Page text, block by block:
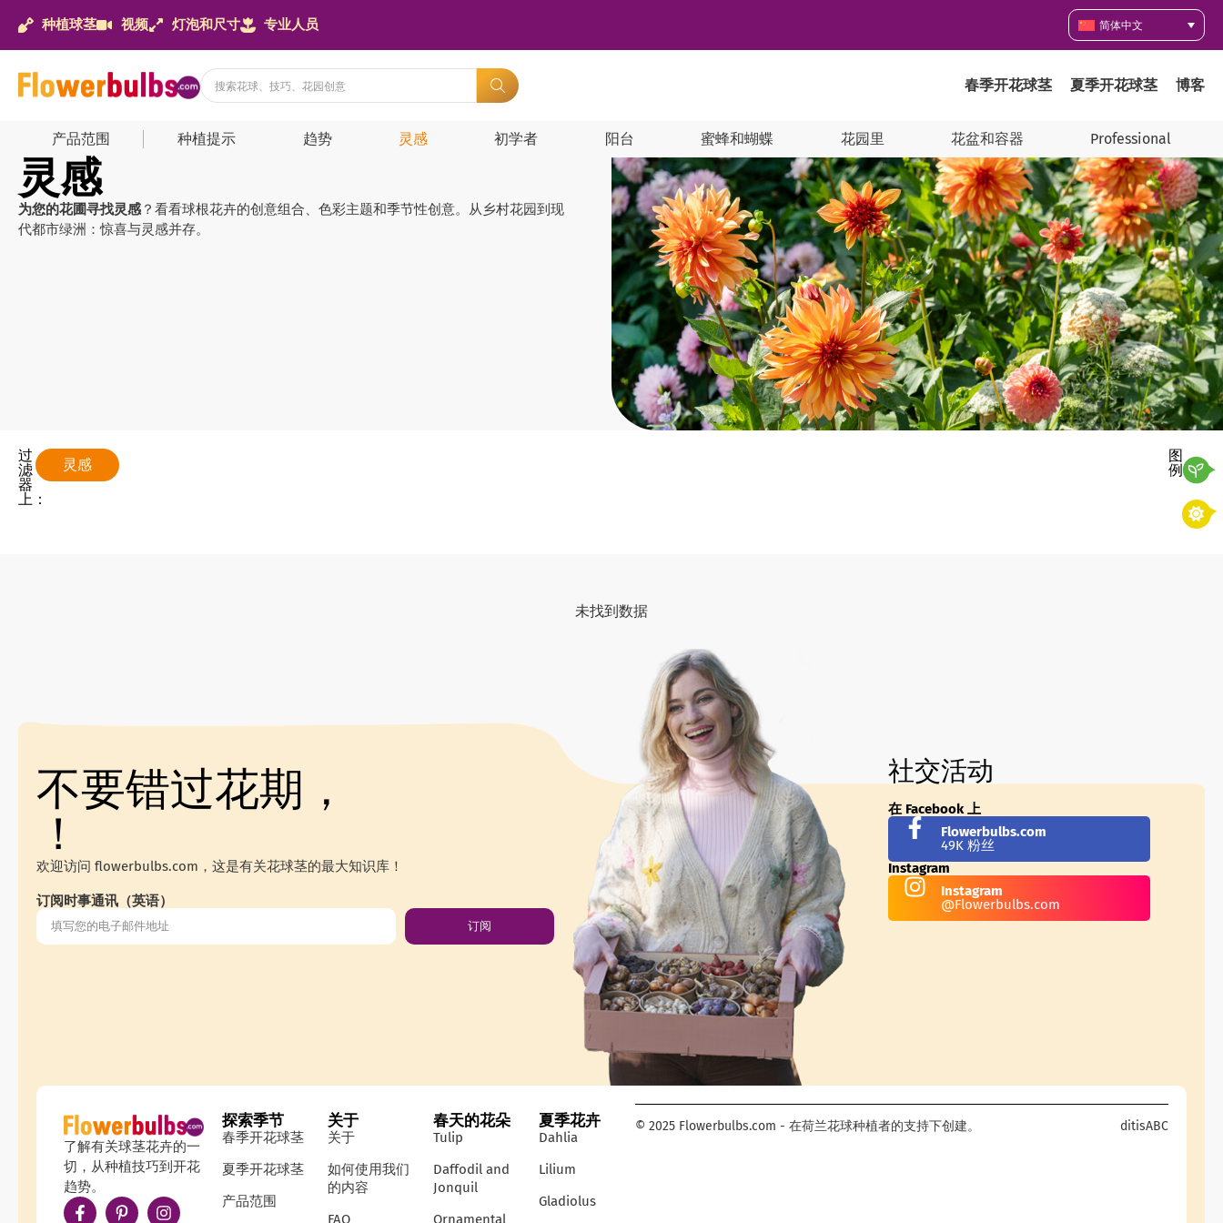
种植球茎 视频 灯泡和尺寸 专业人员 简体中文
春季开花球茎 夏季开花球茎 博客
产品范围 种植提示 趋势 灵感 初学者 阳台 蜜蜂和蝴蝶 花园里 花盆和容器 Professional
灵感
为您的花圃寻找灵感 ？看看球根花卉的创意组合、色彩主题和季节性创意。从乡村花园到现
代都市绿洲：惊喜与灵感并存。
过
滤
器
上：
灵感
图
例
未找到数据
不要错过花期，
！
欢迎访问 flowerbulbs.com，这是有关花球茎的最大知识库！
订阅时事通讯（英语）
订阅
社交活动
在 Facebook 上
Flowerbulbs.com
49K 粉丝
Instagram
Instagram
@Flowerbulbs.com
了解有关球茎花卉的一
切，从种植技巧到开花
趋势。
探索季节
春季开花球茎
夏季开花球茎
产品范围
关于
关于
如何使用我们
的内容
FAQ
春天的花朵
Tulip
Daffodil and
Jonquil
Ornamental
夏季花卉
Dahlia
Lilium
Gladiolus
© 2025 Flowerbulbs.com - 在荷兰花球种植者的支持下创建。 ditisABC